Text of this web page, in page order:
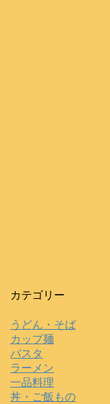
カテゴリー
うどん・そば
カップ麺
パスタ
ラーメン
一品料理
丼・ご飯もの